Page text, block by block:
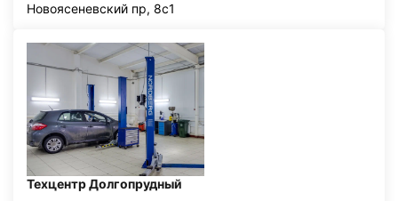
Новоясеневский пр, 8с1
Техцентр Долгопрудный